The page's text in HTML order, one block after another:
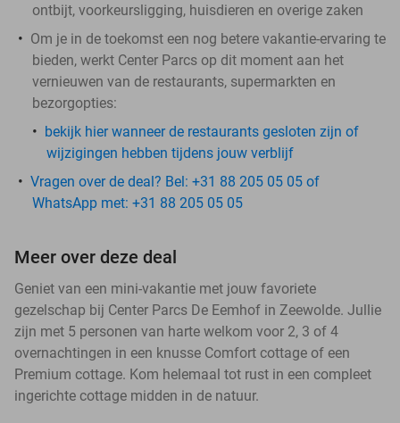
ontbijt, voorkeursligging, huisdieren en overige zaken
Om je in de toekomst een nog betere vakantie-ervaring te
bieden, werkt Center Parcs op dit moment aan het
vernieuwen van de restaurants, supermarkten en
bezorgopties:
bekijk hier wanneer de restaurants gesloten zijn of
wijzigingen hebben tijdens jouw verblijf
Vragen over de deal? Bel: +31 88 205 05 05 of
WhatsApp met: +31 88 205 05 05
Meer over deze deal
Geniet van een mini-vakantie met jouw favoriete
gezelschap bij Center Parcs De Eemhof in Zeewolde. Jullie
zijn met 5 personen van harte welkom voor 2, 3 of 4
overnachtingen in een knusse Comfort cottage of een
Premium cottage. Kom helemaal tot rust in een compleet
ingerichte cottage midden in de natuur.